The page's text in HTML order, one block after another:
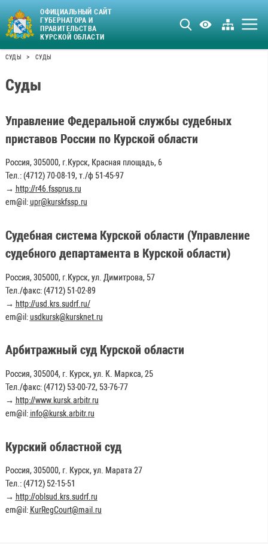
ОФИЦИАЛЬНЫЙ САЙТ
ГУБЕРНАТОРА И
ПРАВИТЕЛЬСТВА
КУРСКОЙ ОБЛАСТИ
СУДЫ > СУДЫ
Суды
Управление Федеральной службы судебных
приставов России по Курской области
Россия, 305000, г.Курск, Красная площадь, 6
Тел.: (4712) 70-08-19, т./ф 51-45-97
→ http://r46.fssprus.ru
em@il:upr@kurskfssp.ru
Судебная система Курской области (Управление
судебного департамента в Курской области)
Россия, 305000, г.Курск, ул. Димитрова, 57
Тел./факс: (4712) 51-02-89
→ http://usd.krs.sudrf.ru/
em@il:usdkursk@kursknet.ru
Арбитражный суд Курской области
Россия, 305004, г. Курск, ул. К. Маркса, 25
Тел./факс: (4712) 53-00-72, 53-76-77
→ http://www.kursk.arbitr.ru
em@il: info@kursk.arbitr.ru
Курский областной суд
Россия, 305000, г. Курск, ул. Марата 27
Тел.: (4712) 52-15-51
→ http://oblsud.krs.sudrf.ru
em@il: KurRegCourt@mail.ru